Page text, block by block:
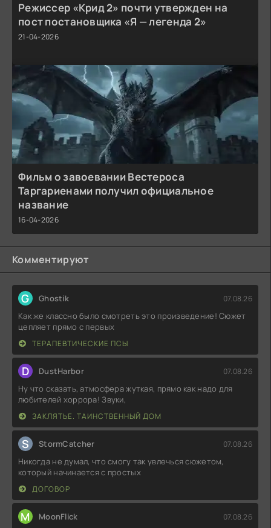
Режиссер «Крид 2» почти утвержден на
пост постановщика «Я — легенда 2»
21-04-2026
Фильм о завоевании Вестероса
Таргариенами получил официальное
название
16-04-2026
Комментируют
G Ghostik 07.08.26
Как же классно было смотреть это произведение! Сюжет
цепляет прямо с первых
ТЕРАПЕВТИЧЕСКИЕ ПСЫ
D DustHarbor 07.08.26
Ну что сказать, атмосфера жуткая, прямо как надо для
любителей хоррора! Звуки,
ЗАКЛЯТЬЕ. ТАИНСТВЕННЫЙ ДОМ
S StormCatcher 07.08.26
Никогда не думал, что смогу так увлечься сюжетом,
который начинается с простых
ДОГОВОР
M MoonFlick 07.08.26